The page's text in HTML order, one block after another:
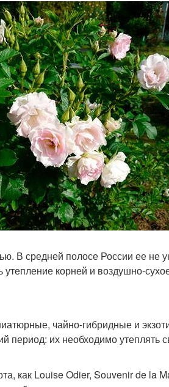
В средней полосе России ее не
корней и воздушно-
чайно-гибридные и
период: их необходимо утеплять
как Louise Odier, Souvenir de la